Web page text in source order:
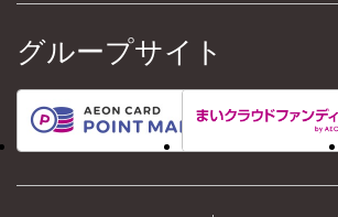
グループサイト